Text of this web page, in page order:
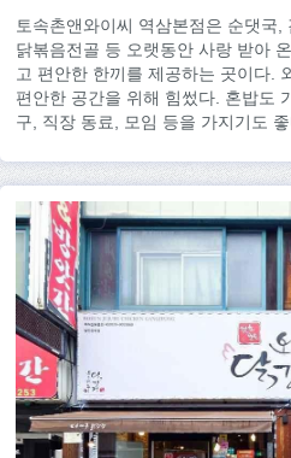
토속촌앤와이씨 역삼본점은 순댓국,
닭볶음전골 등 오랫동안 사랑 받아
고 편안한 한끼를 제공하는 곳이다.
편안한 공간을 위해 힘썼다. 혼밥도
구, 직장 동료, 모임 등을 가지기도 좋